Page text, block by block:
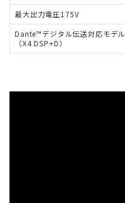
最大出力電圧175V
Dante™デジタル伝送対応モデル
（X4 DSP+D）